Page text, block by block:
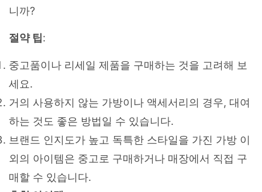
니까?
절약 팁:
중고품이나 리세일 제품을 구매하는 것을 고려해 보
세요.
거의 사용하지 않는 가방이나 액세서리의 경우, 대여
하는 것도 좋은 방법일 수 있습니다.
브랜드 인지도가 높고 독특한 스타일을 가진 가방 이
외의 아이템은 중고로 구매하거나 매장에서 직접 구
매할 수 있습니다.